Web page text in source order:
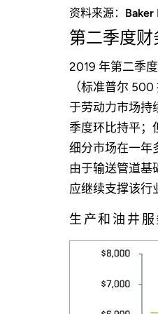
资料来源：Baker
第二季度
2019 年第二季
（标准普尔
于劳动力市场持
季度环比持平；
细分市场在一年
由于输送管道基
应继续支撑该行
生产和油井